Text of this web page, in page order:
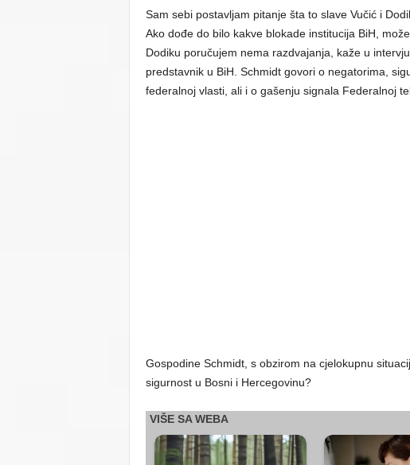
Sam sebi postavljam pitanje šta to slave Vučić i
Ako dođe do bilo kakve blokade institucija BiH,
Dodiku poručujem nema razdvajanja, kaže u
predstavnik u BiH. Schmidt govori o negatorima,
federalnoj vlasti, ali i o gašenju signala Federalnoj
Gospodine Schmidt, s obzirom na cjelokupnu
sigurnost u Bosni i Hercegovinu?